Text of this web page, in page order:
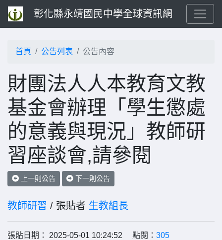
彰化縣永靖國民中學全球資訊網
首頁 公告列表 公告內容
財團法人人本教育文教
基金會辦理「學生懲處
的意義與現況」教師研
習座談會,請參閱
上一則公告 下一則公告
教師研習 / 張貼者 生教組長
張貼日期： 2025-05-01 10:24:52 點閱： 305